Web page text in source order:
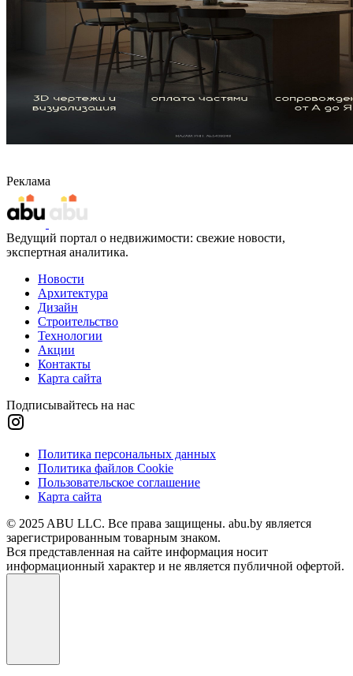
Реклама
Ведущий портал о недвижимости: свежие новости,
экспертная аналитика.
Новости
Архитектура
Дизайн
Строительство
Технологии
Акции
Контакты
Карта сайта
Подписывайтесь на нас
Политика персональных данных
Политика файлов Cookie
Пользовательское соглашение
Карта сайта
© 2025 ABU LLC. Все права защищены. abu.by является
зарегистрированным товарным знаком.
Вся представленная на сайте информация носит
информационный характер и не является публичной офертой.